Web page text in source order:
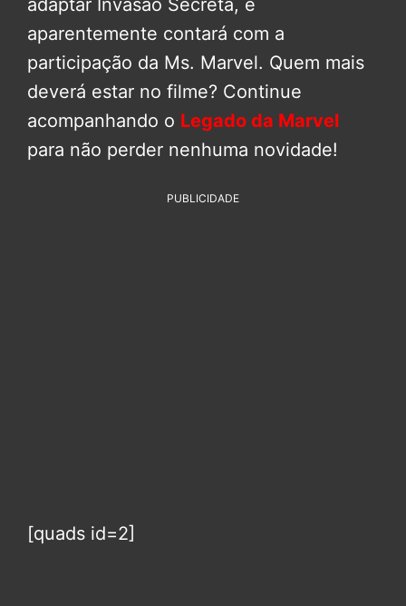
adaptar Invasão Secreta, e
aparentemente contará com a
participação da Ms. Marvel. Quem mais
deverá estar no filme? Continue
acompanhando o Legado da Marvel
para não perder nenhuma novidade!
PUBLICIDADE
[quads id=2]